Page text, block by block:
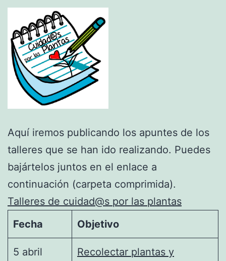
Aquí iremos publicando los apuntes de los
talleres que se han ido realizando. Puedes
bajártelos juntos en el enlace a
continuación (carpeta comprimida).
Talleres de cuidad@s por las plantas
Fecha
Objetivo
5 abril
Recolectar plantas y